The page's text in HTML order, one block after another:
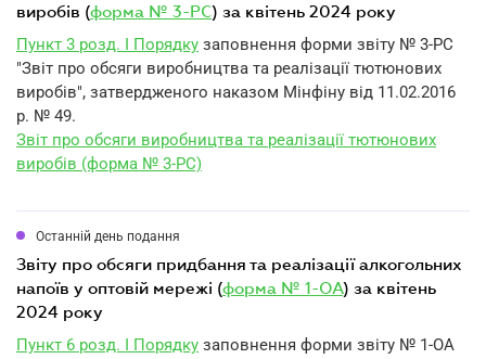
виробів (форма № 3-РС) за квітень 2024 року
Пункт 3 розд. I Порядку заповнення форми звіту № 3-РС
"Звіт про обсяги виробництва та реалізації тютюнових
виробів", затвердженого наказом Мінфіну від 11.02.2016
р. № 49.
Звіт про обсяги виробництва та реалізації тютюнових
виробів (форма № 3-РС)
Останній день подання
звіту про обсяги придбання та реалізації алкогольних
напоїв у оптовій мережі (форма № 1-ОА) за квітень
2024 року
Пункт 6 розд. I Порядку заповнення форми звіту № 1-ОА